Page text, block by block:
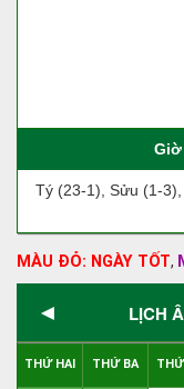
Giờ
Tý (23-1), Sửu (1-
MÀU ĐỎ: NGÀY TỐT,
◄ LỊCH
THỨ HAI THỨ BA